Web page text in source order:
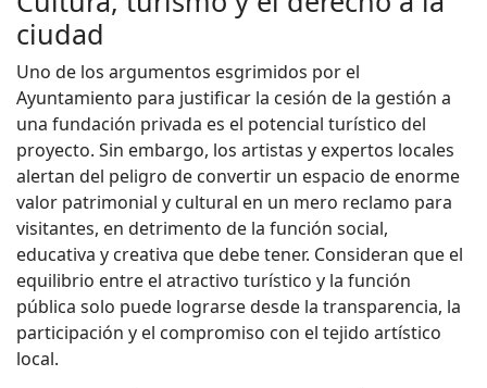
ciudad
Uno de los argumentos esgrimidos por el
Ayuntamiento para justificar la cesión de la gestión a
una fundación privada es el potencial turístico del
proyecto. Sin embargo, los artistas y expertos locales
alertan del peligro de convertir un espacio de enorme
valor patrimonial y cultural en un mero reclamo para
visitantes, en detrimento de la función social,
educativa y creativa que debe tener. Consideran que el
equilibrio entre el atractivo turístico y la función
pública solo puede lograrse desde la transparencia, la
participación y el compromiso con el tejido artístico
local.